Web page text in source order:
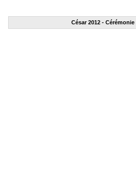
César 2012 - Cérémonie